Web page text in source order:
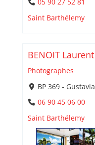
05 90 27 52 81
Saint Barthélemy
BENOIT Laurent
Photographes
BP 369 - Gustavia
06 90 45 06 00
Saint Barthélemy